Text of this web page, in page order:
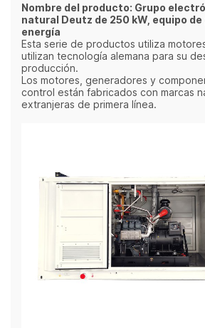
Nombre del producto: Grupo
natural Deutz de 250 kW, equipo
energía
Esta serie de productos utiliza
utilizan tecnología alemana para su
producción.
Los motores, generadores y
control están fabricados con marcas
extranjeras de primera línea.